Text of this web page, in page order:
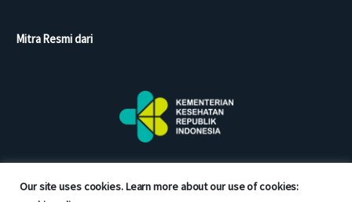
Our site uses cookies. Learn more about our use of cookies:
Mitra Resmi dari